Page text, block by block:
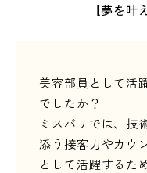
【夢を叶
美容部員として活
でしたか？
ミスパリでは、技
添う接客力やカウ
として活躍するた